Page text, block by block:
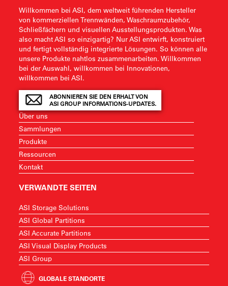
Willkommen bei ASI, dem weltweit führenden Hersteller
von kommerziellen Trennwänden, Waschraumzubehör,
Schließfächern und visuellen Ausstellungsprodukten. Was
also macht ASI so einzigartig? Nur ASI entwirft, konstruiert
und fertigt vollständig integrierte Lösungen. So können alle
unsere Produkte nahtlos zusammenarbeiten. Willkommen
bei der Auswahl, willkommen bei Innovationen,
willkommen bei ASI.
ABONNIEREN SIE DEN ERHALT VON
ASI GROUP INFORMATIONS-UPDATES.
Über uns
Sammlungen
Produkte
Ressourcen
Kontakt
VERWANDTE SEITEN
ASI Storage Solutions
ASI Global Partitions
ASI Accurate Partitions
ASI Visual Display Products
ASI Group
GLOBALE STANDORTE